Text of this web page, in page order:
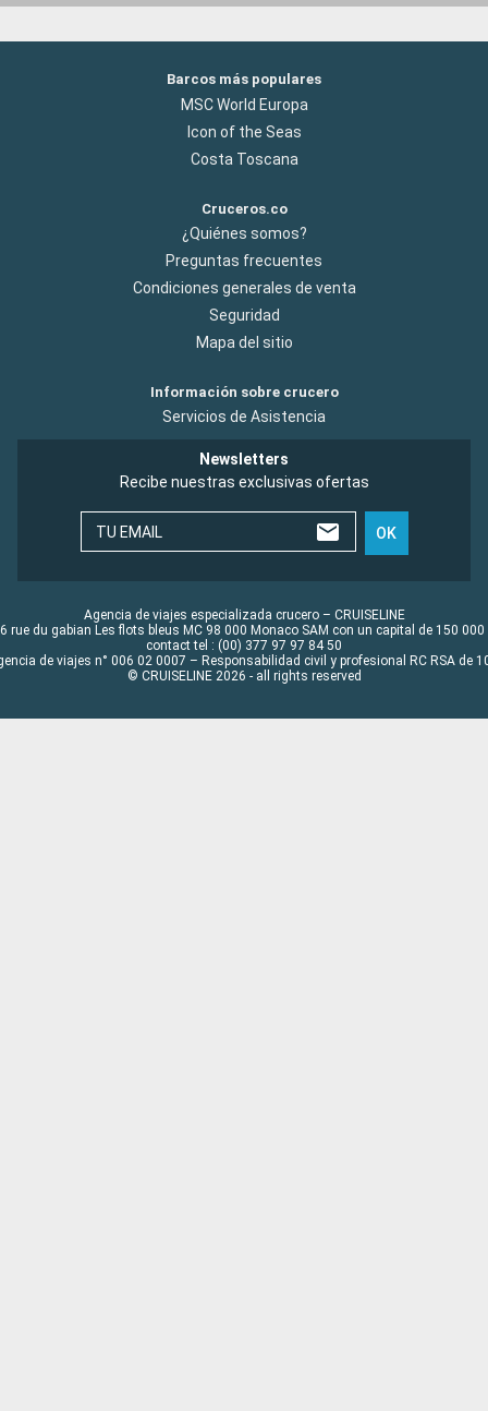
Barcos más populares
MSC World Europa
Icon of the Seas
Costa Toscana
Cruceros.co
¿Quiénes somos?
Preguntas frecuentes
Condiciones generales de venta
Seguridad
Mapa del sitio
Información sobre crucero
Servicios de Asistencia
Newsletters
Recibe nuestras exclusivas ofertas
TU EMAIL OK
Agencia de viajes especializada crucero – CRUISELINE
rue du gabian Les flots bleus MC 98 000 Monaco SAM con un capital de 150 000
contact tel : (00) 377 97 97 84 50
de viajes n° 006 02 0007 – Responsabilidad civil y profesional RC RSA de
© CRUISELINE 2026 - all rights reserved